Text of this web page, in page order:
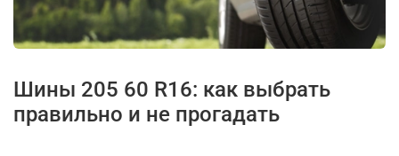
Шины 205 60 R16: как выбрать
правильно и не прогадать